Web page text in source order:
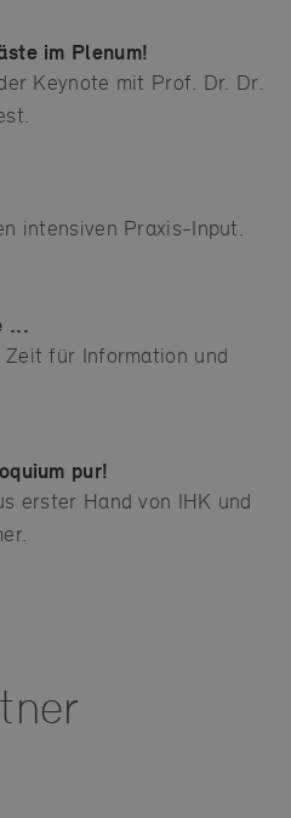
im Plenum!
Keynote mit Prof. Dr. Dr.
intensiven Praxis-Input.
...
Zeit für Information und
pur!
erster Hand von IHK und